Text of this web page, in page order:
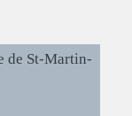
de St-Martin-